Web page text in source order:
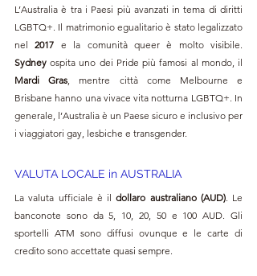
L’Australia è tra i Paesi più avanzati in tema di diritti
LGBTQ+. Il matrimonio egualitario è stato legalizzato
nel 2017
Sydney
Mardi Gras , mentre città come Melbourne e
Brisbane hanno una vivace vita notturna LGBTQ+. In
generale, l’Australia è un Paese sicuro e inclusivo per
i viaggiatori gay, lesbiche e transgender.
VALUTA LOCALE in AUSTRALIA
La valuta ufficiale è il dollaro australiano (AUD). Le
banconote sono da 5, 10, 20, 50 e 100 AUD. Gli
sportelli ATM sono diffusi ovunque e le carte di
credito sono accettate quasi sempre.